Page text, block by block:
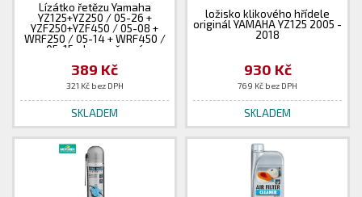
Lízátko řetězu Yamaha
YZ125+YZ250 / 05-26 +
YZF250+YZF450 / 05-08 +
WRF250 / 05-14 + WRF450 /
05-15 - barva černá
389 Kč
321 Kč bez DPH
SKLADEM
ložisko klikového hřídele
originál YAMAHA YZ125 2005 -
2018
930 Kč
769 Kč bez DPH
SKLADEM